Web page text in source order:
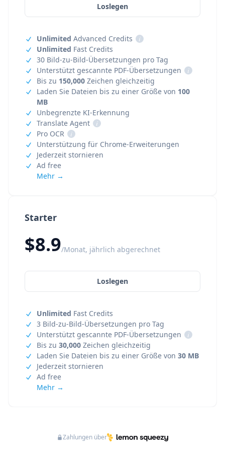
Starter
$8.9/Monat, jährlich abgerechnet
Loslegen
Unlimited Fast Credits
3 Bild-zu-Bild-Übersetzungen pro Tag
Unterstützt gescannte PDF-Übersetzungen
i
Bis zu 30,000 Zeichen gleichzeitig
Laden Sie Dateien bis zu einer Größe von 30 MB
Jederzeit stornieren
Ad free
Mehr →
Loslegen
Unlimited Advanced Credits
i
Unlimited Fast Credits
30 Bild-zu-Bild-Übersetzungen pro Tag
Unterstützt gescannte PDF-Übersetzungen
i
Bis zu 150,000 Zeichen gleichzeitig
Laden Sie Dateien bis zu einer Größe von 100
MB
Unbegrenzte KI-Erkennung
Translate Agent
i
Pro OCR
i
Unterstützung für Chrome-Erweiterungen
Jederzeit stornieren
Ad free
Mehr →
Zahlungen über